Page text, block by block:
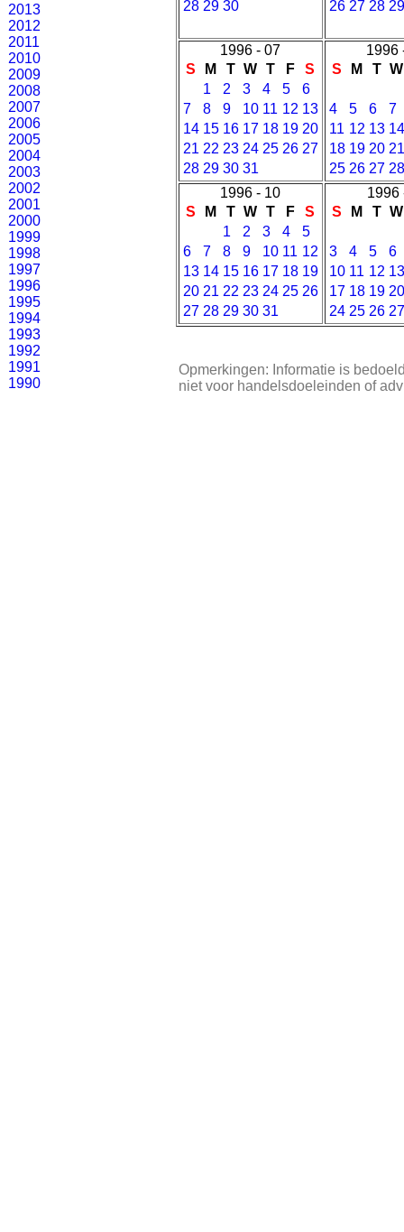
2013
2012
2011
2010
2009
2008
2007
2006
2005
2004
2003
2002
2001
2000
1999
1998
1997
1996
1995
1994
1993
1992
1991
1990
28 29 30
26 27 28 29
1996 - 07
S
M T W T F
S
1
2 3 4 5
6
7
8 9 10 11 12 13
14 15 16 17 18 19 20
21 22 23 24 25 26 27
28 29 30 31
1996
S
M T W
4 5 6
7
11 12 13 14
18 19 20 21
25 26 27 28
1996 - 10
S
M T W T F
S
1
2 3 4
5
6
7 8 9 10 11 12
13 14 15 16 17 18 19
20 21 22 23 24 25 26
27 28 29 30 31
1996
S
M T W
3 4 5
6
10 11 12 13
17 18 19 20
24 25 26 27
Opmerkingen: Informatie is
niet voor handelsdoeleinden of